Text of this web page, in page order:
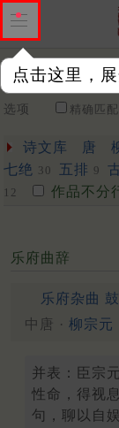
点击这里，
关键词
选项 精确匹配
诗文库 唐
七绝 30 五排 9
12 作品不分
乐府曲辞
乐府杂曲
中唐 · 柳宗元
并表：臣宗
性命，得视
句，聊以自